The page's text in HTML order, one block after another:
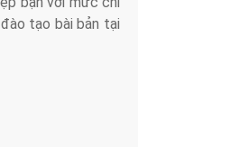
tạo bài bản tại